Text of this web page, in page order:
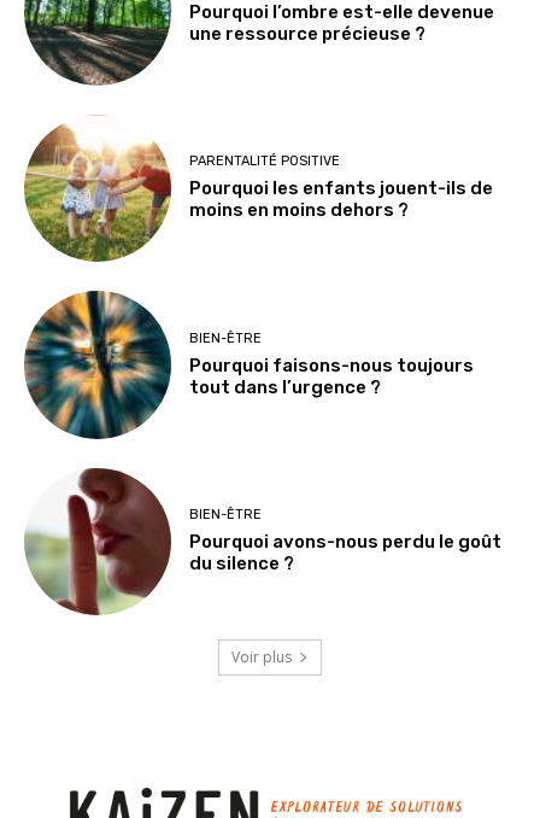
Pourquoi l’ombre est-elle devenue
une ressource précieuse ?
PARENTALITÉ POSITIVE
Pourquoi les enfants jouent-ils de
moins en moins dehors ?
BIEN-ÊTRE
Pourquoi faisons-nous toujours
tout dans l’urgence ?
BIEN-ÊTRE
Pourquoi avons-nous perdu le goût
du silence ?
Voir plus